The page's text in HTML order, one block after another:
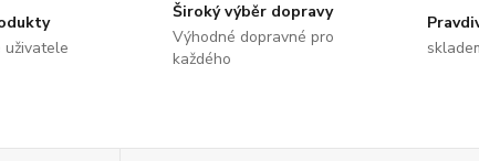
uživatele
Široký výběr dopravy
Výhodné dopravné pro
každého